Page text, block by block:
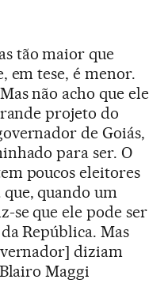
tão maior que
em tese, é menor.
não acho que ele
projeto do
de Goiás,
para ser. O
poucos eleitores
quando um
se que ele pode ser
República. Mas
diziam
Maggi